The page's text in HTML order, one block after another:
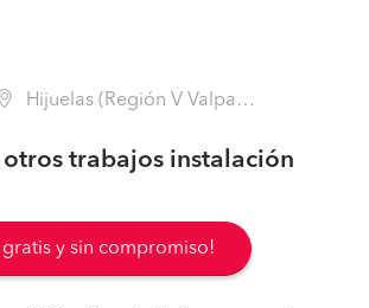
Hijuelas (Región V Valparaíso - Quillota)
otros trabajos instalación
gratis y sin compromiso!